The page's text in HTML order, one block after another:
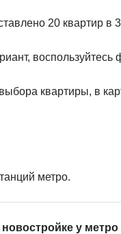
20 квартир
квартиры, в
метро.
новостройке у